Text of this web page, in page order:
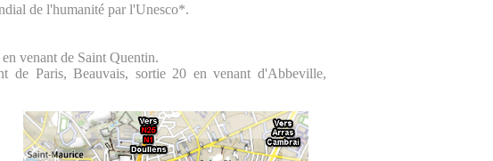
de l'humanité par l'Unesco*.
venant de Saint Quentin.
de Paris, Beauvais, sortie 20 en venant d'Abbeville,